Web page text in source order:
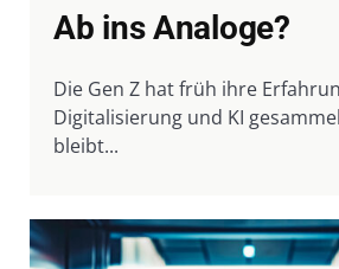
Ab ins Analoge?
Die Gen Z hat früh ihre
Digitalisierung und KI
bleibt...